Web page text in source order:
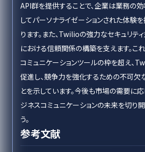
API群を提供することで、企業は業務の
してパーソナライゼーションされた体験
ります。また、Twilioの強力なセキュリテ
における信頼関係の構築を支えます。こ
コミュニケーションツールの枠を超え、
促進し、競争力を強化するための不可欠
とを示しています。今後も市場の需要に
ジネスコミュニケーションの未来を切り
う。
参考文献